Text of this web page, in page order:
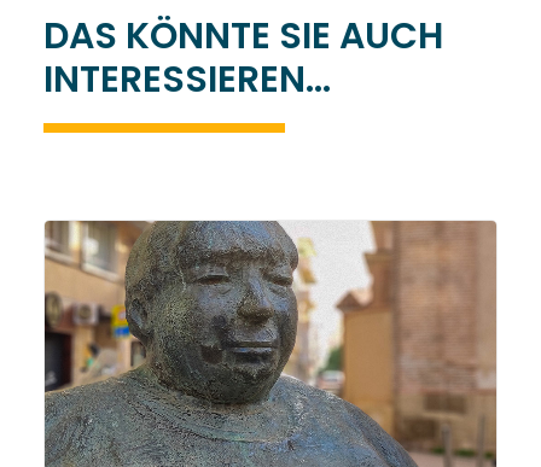
DAS KÖNNTE SIE AUCH
INTERESSIEREN...